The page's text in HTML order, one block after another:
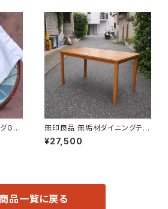
Gド
無印良品 無垢材ダイニングテー
ブル
¥27,500
商品一覧に戻る